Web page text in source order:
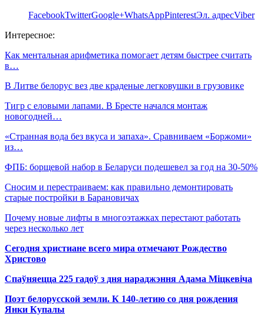
FacebookTwitterGoogle+WhatsAppPinterestЭл. адресViber
Интересное:
Как ментальная арифметика помогает детям быстрее считать
в…
В Литве белорус вез две краденые легковушки в грузовике
Тигр с еловыми лапами. В Бресте начался монтаж
новогодней…
«Странная вода без вкуса и запаха». Сравниваем «Боржоми»
из…
ФПБ: борщевой набор в Беларуси подешевел за год на 30-50%
Сносим и перестраиваем: как правильно демонтировать
старые постройки в Барановичах
Почему новые лифты в многоэтажках перестают работать
через несколько лет
Сегодня христиане всего мира отмечают Рождество
Христово
Спаўняецца 225 гадоў з дня нараджэння Адама Міцкевіча
Поэт белорусской земли. К 140-летию со дня рождения
Янки Купалы